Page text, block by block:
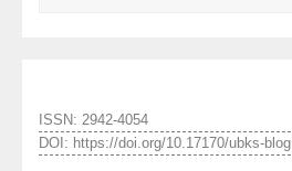
ISSN: 2942-4054
DOI: https://doi.org/10.17170/ubks-blog